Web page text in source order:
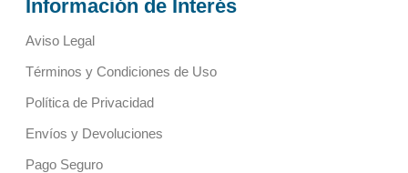
Información de Interés
Aviso Legal
Términos y Condiciones de Uso
Política de Privacidad
Envíos y Devoluciones
Pago Seguro